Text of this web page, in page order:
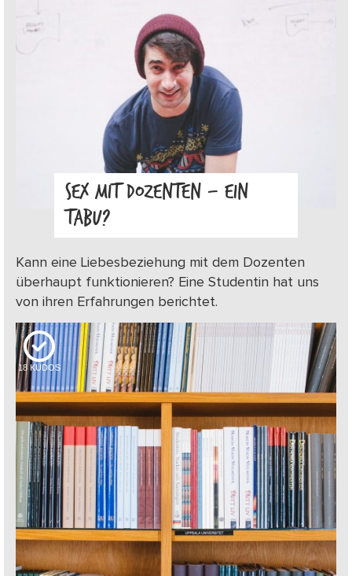
SEX MIT DOZENTEN – EIN
TABU?
Kann eine Liebesbeziehung mit dem Dozenten
überhaupt funktionieren? Eine Studentin hat uns
von ihren Erfahrungen berichtet.
18 KUDOS